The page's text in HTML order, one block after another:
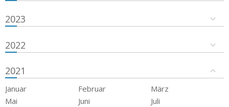
2023
2022
2021
Januar Februar
März
Mai
Juni
Juli